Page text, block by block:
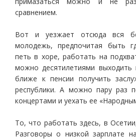
сравнением.
Вот и уезжает отсюда вся
молодежь, предпочитая быть
петь в хоре, работать на
можно десятилетиями
ближе к пенсии получить
республики. А можно пару раз
концертами и уехать ее
То, что работать здесь, в
Разговоры о низкой зарплате